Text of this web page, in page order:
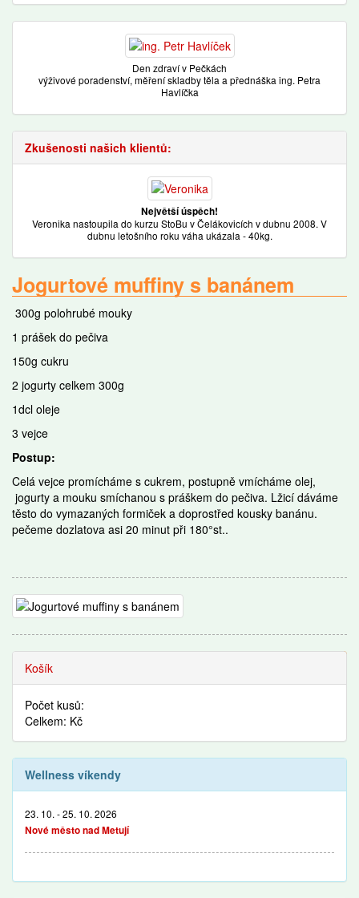
Den zdraví v Pečkách
výživové poradenství, měření skladby těla a přednáška ing. Petra
Havlíčka
Zkušenosti našich klientů:
Největší úspěch!
Veronika nastoupila do kurzu StoBu v Čelákovicích v dubnu 2008. V
dubnu letošního roku váha ukázala - 40kg.
Jogurtové muffiny s banánem
300g polohrubé mouky
1 prášek do pečiva
150g cukru
2 jogurty celkem 300g
1dcl oleje
3 vejce
Postup:
Celá vejce promícháme s cukrem, postupně vmícháme olej,
jogurty a mouku smíchanou s práškem do pečiva. Lžicí dáváme
těsto do vymazaných formiček a doprostřed kousky banánu.
pečeme dozlatova asi 20 minut při 180°st..
Košík
Počet kusů:
Celkem: Kč
Wellness víkendy
23. 10. - 25. 10. 2026
Nové město nad Metují